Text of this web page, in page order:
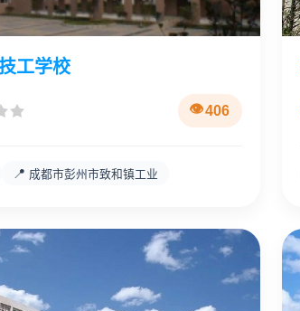
工学校
406
📍 成都市彭州市致和镇工业